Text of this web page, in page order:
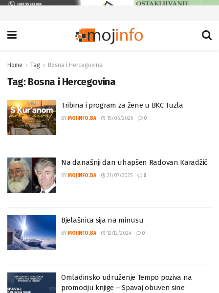
Home Tag Bosna i Hercegovina
Tag: Bosna i Hercegovina
Tribina i program za žene u BKC Tuzla
BY MOJINFO.BA 15/06/2026 0
Na današnji dan uhapšen Radovan Karadžić
BY MOJINFO.BA 21/07/2025 0
Bjelašnica sija na minusu
BY MOJINFO.BA 12/12/2024 0
Omladinsko udruženje Tempo poziva na
promociju knjige – Spavaj obuven sine